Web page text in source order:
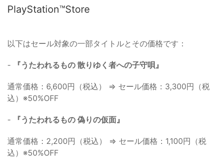
PlayStation™Store
以下はセール対象の一部タイトルとその価格です：
- 『うたわれるもの 散りゆく者への子守唄』
通常価格：6,600円（税込） ⇒ セール価格：3,300円（税
込）※50%OFF
- 『うたわれるもの 偽りの仮面』
通常価格：2,200円（税込） ⇒ セール価格：1,100円（税
込）※50%OFF